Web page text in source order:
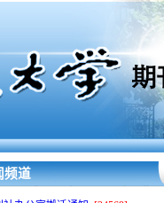
频道